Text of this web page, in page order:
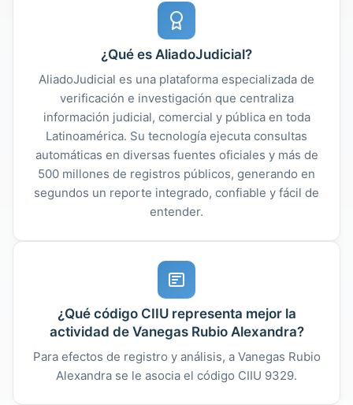
¿Qué es AliadoJudicial?
AliadoJudicial es una plataforma especializada de
verificación e investigación que centraliza
información judicial, comercial y pública en toda
Latinoamérica. Su tecnología ejecuta consultas
automáticas en diversas fuentes oficiales y más de
500 millones de registros públicos, generando en
segundos un reporte integrado, confiable y fácil de
entender.
¿Qué código CIIU representa mejor la
actividad de Vanegas Rubio Alexandra?
Para efectos de registro y análisis, a Vanegas Rubio
Alexandra se le asocia el código CIIU 9329.